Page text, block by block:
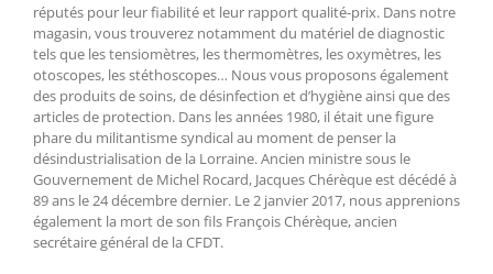
réputés pour leur fiabilité et leur rapport qualité-prix. Dans notre
magasin, vous trouverez notamment du matériel de diagnostic
tels que les tensiomètres, les thermomètres, les oxymètres, les
otoscopes, les stéthoscopes… Nous vous proposons également
des produits de soins, de désinfection et d’hygiène ainsi que des
articles de protection. Dans les années 1980, il était une figure
phare du militantisme syndical au moment de penser la
désindustrialisation de la Lorraine. Ancien ministre sous le
Gouvernement de Michel Rocard, Jacques Chérèque est décédé à
89 ans le 24 décembre dernier. Le 2 janvier 2017, nous apprenions
également la mort de son fils François Chérèque, ancien
secrétaire général de la CFDT.